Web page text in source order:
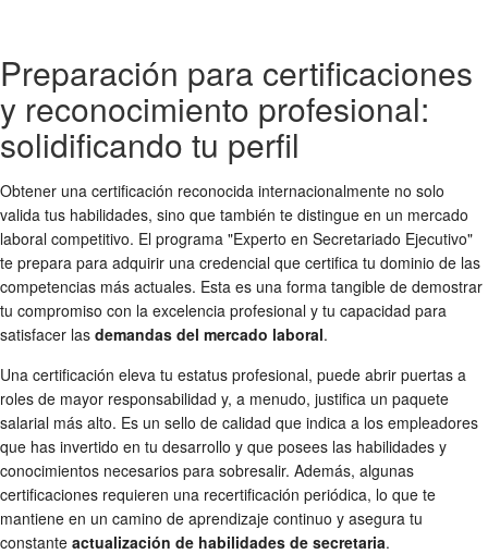
Preparación para certificaciones
y reconocimiento profesional:
solidificando tu perfil
Obtener una certificación reconocida internacionalmente no solo
valida tus habilidades, sino que también te distingue en un mercado
laboral competitivo. El programa "Experto en Secretariado Ejecutivo"
te prepara para adquirir una credencial que certifica tu dominio de las
competencias más actuales. Esta es una forma tangible de demostrar
tu compromiso con la excelencia profesional y tu capacidad para
satisfacer las demandas del mercado laboral.
Una certificación eleva tu estatus profesional, puede abrir puertas a
roles de mayor responsabilidad y, a menudo, justifica un paquete
salarial más alto. Es un sello de calidad que indica a los empleadores
que has invertido en tu desarrollo y que posees las habilidades y
conocimientos necesarios para sobresalir. Además, algunas
certificaciones requieren una recertificación periódica, lo que te
mantiene en un camino de aprendizaje continuo y asegura tu
constante actualización de habilidades de secretaria.